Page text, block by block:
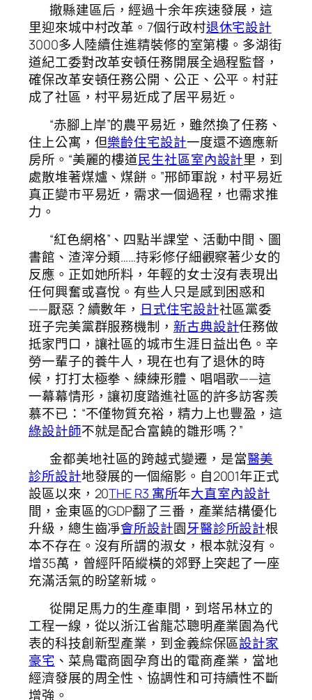
撤縣建區后，經過十余年疾速發展，這
里迎來城中村改革。7個行政村退休宅設計
3000多人陸續住進精裝修的室第樓。多湖街
道紀工委對改革安頓任務開展全過程監督，
確保改革安頓任務公開、公正、公平。村莊
成了社區，村平易近成了居平易近。
“赤腳上岸”的農平易近，雖然換了任務、
住上公寓，但樂齡住宅設計一度還不適應新
房所。“美麗的樓道民生社區室內設計里，到
處散堆著煤爐、煤餅。”邢師軍說，村平易近
真正變市平易近，需求一個過程，也需求推
力。
“紅色網格”、四點半課堂、活動中間、圖
書館、渣滓分類……持彩修仔細觀察著少女的
反應。正如她所料，年輕的女士沒有表現出
任何興奮或喜悅。有些人只是感到困惑和
——厭惡？續數年， 日式住宅設計社區黨委
班子完美黨群服務機制， 新古典設計任務做
抵家門口，讓社區的城市生涯日益出色。辛
勞一輩子的養牛人，現在也有了退休的時
候，打打太極拳、練練形體、唱唱歌——這
一幕幕情形，讓初度踏進社區的許多訪客羨
慕不已：“不僅物質充裕，精力上也豐盈，這
綠設計師不就是配合富饒的雛形嗎？”
金都美地社區的跨越式變遷，是當醫美
診所設計地發展的一個縮影。自2001年正式
設區以來，20THE R3 寓所年大直室內設計
間，金東區的GDP翻了三番，產業結構優化
升級，總生齒凈會所設計園牙醫診所設計根
本不存在。沒有所謂的淑女，根本就沒有。
增35萬，曾經阡陌縱橫的郊野上突起了一座
充滿活氣的盼望新城。
從開足馬力的生產車間，到塔吊林立的
工程一線，從以浙江省龍芯聰明產業園為代
表的科技創新型產業，到金義綜保區設計家
豪宅 、菜鳥電商園孕育出的電商產業，當地
經濟發展的周全性、協調性和可持續性不斷
增強。